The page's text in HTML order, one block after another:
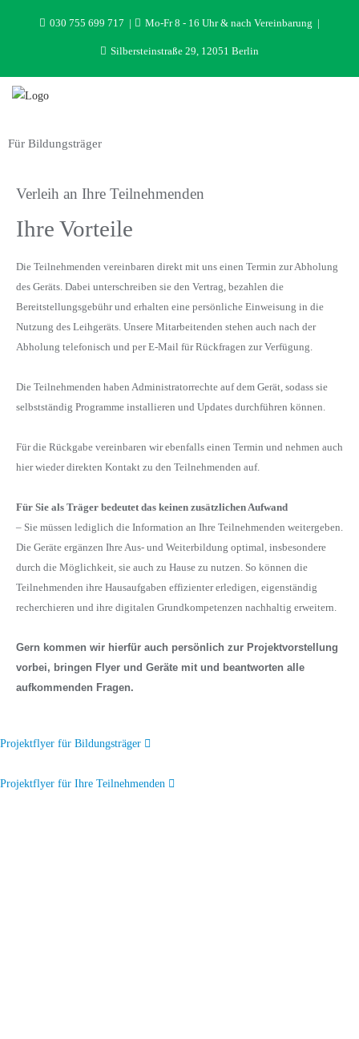
030 755 699 717 Mo-Fr 8 - 16 Uhr & nach Vereinbarung
Silbersteinstraße 29, 12051 Berlin
Für Bildungsträger
Verleih an Ihre Teilnehmenden
Ihre Vorteile
Die Teilnehmenden vereinbaren direkt mit uns einen Termin zur Abholung
des Geräts. Dabei unterschreiben sie den Vertrag, bezahlen die
Bereitstellungsgebühr und erhalten eine persönliche Einweisung in die
Nutzung des Leihgeräts. Unsere Mitarbeitenden stehen auch nach der
Abholung telefonisch und per E-Mail für Rückfragen zur Verfügung.
Die Teilnehmenden haben Administratorrechte auf dem Gerät, sodass sie
selbstständig Programme installieren und Updates durchführen können.
Für die Rückgabe vereinbaren wir ebenfalls einen Termin und nehmen auch
hier wieder direkten Kontakt zu den Teilnehmenden auf.
Für Sie als Träger bedeutet das keinen zusätzlichen Aufwand
– Sie müssen lediglich die Information an Ihre Teilnehmenden weitergeben.
Die Geräte ergänzen Ihre Aus- und Weiterbildung optimal, insbesondere
durch die Möglichkeit, sie auch zu Hause zu nutzen. So können die
Teilnehmenden ihre Hausaufgaben effizienter erledigen, eigenständig
recherchieren und ihre digitalen Grundkompetenzen nachhaltig erweitern.
Gern kommen wir hierfür auch persönlich zur Projektvorstellung
vorbei, bringen Flyer und Geräte mit und beantworten alle
aufkommenden Fragen.
Projektflyer für Bildungsträger
Projektflyer für Ihre Teilnehmenden